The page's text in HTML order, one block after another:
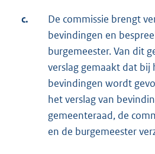
c.
De commissie brengt
bevindingen en
burgemeester. Van dit
verslag gemaakt dat bij
bevindingen wordt
het verslag van
gemeenteraad, de
en de burgemeester